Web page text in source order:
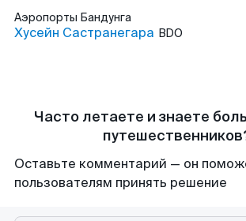
Аэропорты Бандунга
Хусейн Састранегара BDO
Часто летаете и знаете
Оставьте комментарий — он
пользователям принять решение